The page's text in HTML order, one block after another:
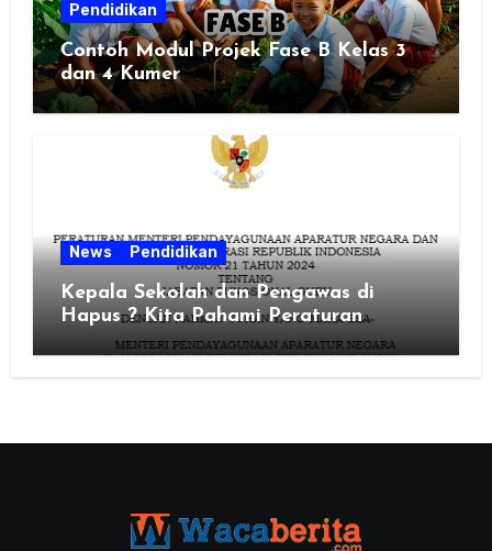
Pendidikan
Contoh Modul Projek Fase B Kelas 3
dan 4 Kumer
News Pendidikan
Kepala Sekolah dan Pengawas di
Hapus ? Kita Pahami Peraturan
MenPAN RB Nomor 21 Tahun 2024